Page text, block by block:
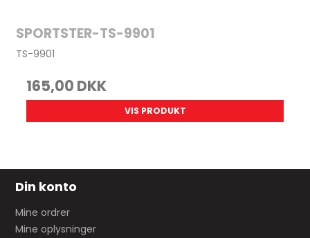
SPORTSTER-TS-9901
TS-9901
165,00 DKK
VIS PRODUKT
Din konto
Mine ordrer
Mine oplysninger